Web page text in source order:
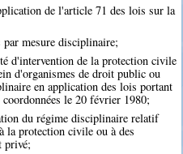
de l'article 71 des lois sur la
par mesure disciplinaire;
d'intervention de la protection civile
d'organismes de droit public ou
en application des lois portant
le 20 février 1980;
du régime disciplinaire relatif
la protection civile ou à des
privé;